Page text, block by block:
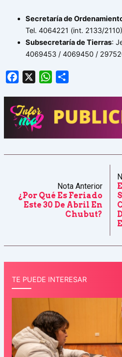
Secretaría de
Tel. 4064221 (int. 2133/2110)
Subsecretaría de Tierras:
4069453 / 4069450 /
Facebook WhatsApp
Nota Anterior
¿Por Qué Es Feriado
Este 30 De Abril En
Chubut?
TE PUEDE INTERESAR